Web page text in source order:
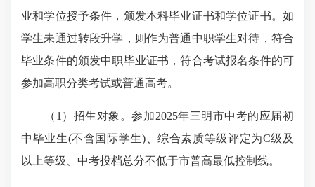
业和学位授予条件，颁发本科毕业证书和学位证书。如
学生未通过转段升学，则作为普通中职学生对待，符合
毕业条件的颁发中职毕业证书，符合考试报名条件的可
参加高职分类考试或普通高考。
（1）招生对象。参加2025年三明市中考的应届初
中毕业生(不含国际学生)、综合素质等级评定为C级及
以上等级、中考投档总分不低于市普高最低控制线。